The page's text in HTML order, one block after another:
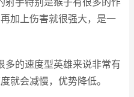
射手特别是猴子有很多的作
加上伤害就很强大，是一
多的速度型英雄来说非常有
就会减慢，优势降低。